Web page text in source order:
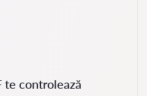
te controlează